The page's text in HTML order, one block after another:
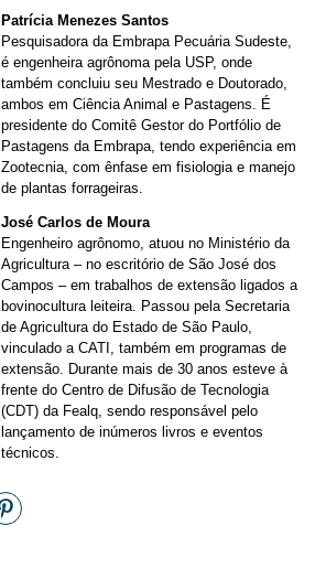
Patrícia Menezes Santos
Pesquisadora da Embrapa Pecuária Sudeste,
é engenheira agrônoma pela USP, onde
também concluiu seu Mestrado e Doutorado,
ambos em Ciência Animal e Pastagens. É
presidente do Comitê Gestor do Portfólio de
Pastagens da Embrapa, tendo experiência em
Zootecnia, com ênfase em fisiologia e manejo
de plantas forrageiras.
José Carlos de Moura
Engenheiro agrônomo, atuou no Ministério da
Agricultura – no escritório de São José dos
Campos – em trabalhos de extensão ligados a
bovinocultura leiteira. Passou pela Secretaria
de Agricultura do Estado de São Paulo,
vinculado a CATI, também em programas de
extensão. Durante mais de 30 anos esteve à
frente do Centro de Difusão de Tecnologia
(CDT) da Fealq, sendo responsável pelo
lançamento de inúmeros livros e eventos
técnicos.